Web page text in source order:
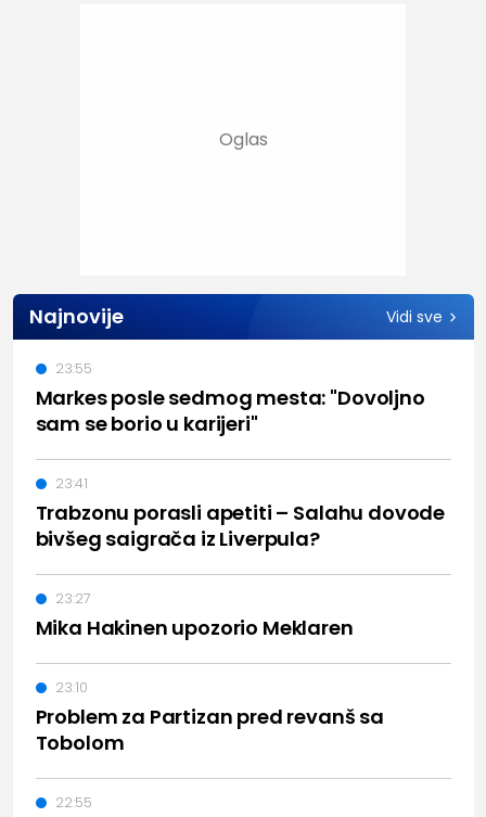
Najnovije Vidi sve
Markes posle sedmog mesta: "Dovoljno
sam se borio u karijeri"
23:55
Trabzonu porasli apetiti – Salahu dovode
bivšeg saigrača iz Liverpula?
23:41
Mika Hakinen upozorio Meklaren
23:27
Problem za Partizan pred revanš sa
Tobolom
23:10
22:55